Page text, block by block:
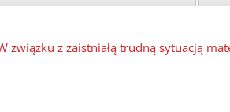
związku z zaistniałą trudną sytuacją